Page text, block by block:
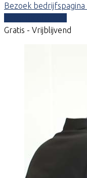
Bezoek bedrijfspagina
Gratis - Vrijblijvend